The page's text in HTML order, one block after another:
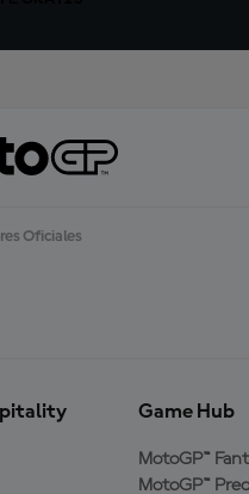
Oficiales
Game Hub
MotoGP™
MotoGP™